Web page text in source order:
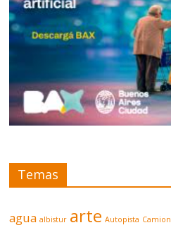
Temas
agua albistur arte Autopista